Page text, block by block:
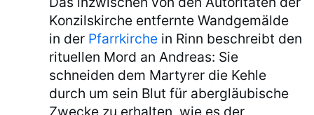
Konzilskirche entfernte Wandgemälde
in der Pfarrkirche in Rinn beschreibt den
rituellen Mord an Andreas: Sie
schneiden dem Martyrer die Kehle
durch um sein Blut für abergläubische